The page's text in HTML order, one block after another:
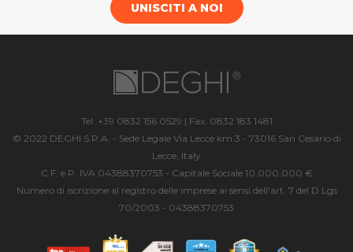
UNISCITI A NOI
Tel. +39 0832 156 0529 | Fax. 0832 183 1481
© 2022 DEGHI S.P.A. - Sede Legale Via Lecce km 3 - 73016 San Cesario di
Lecce, Italy
C.F. e P. IVA 04388370753 - Capitale Sociale 10.000.000 €
Numero di iscrizione al registro delle imprese ai sensi dell'art. 7 del D.Lgs
70/2003 - 04388370753